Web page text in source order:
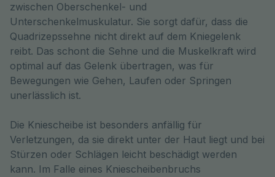
zwischen Oberschenkel- und
Unterschenkelmuskulatur. Sie sorgt dafür, dass die
Quadrizepssehne nicht direkt auf dem Kniegelenk
reibt. Das schont die Sehne und die Muskelkraft wird
optimal auf das Gelenk übertragen, was für
Bewegungen wie Gehen, Laufen oder Springen
unerlässlich ist.
Die Kniescheibe ist besonders anfällig für
Verletzungen, da sie direkt unter der Haut liegt und bei
Stürzen oder Schlägen leicht beschädigt werden
kann. Im Falle eines Kniescheibenbruchs